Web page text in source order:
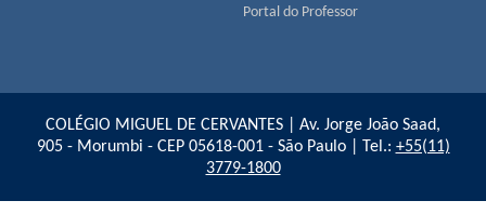
Portal do Professor
COLÉGIO MIGUEL DE CERVANTES | Av. Jorge João Saad,
905 - Morumbi - CEP 05618-001 - São Paulo | Tel.: +55(11)
3779-1800